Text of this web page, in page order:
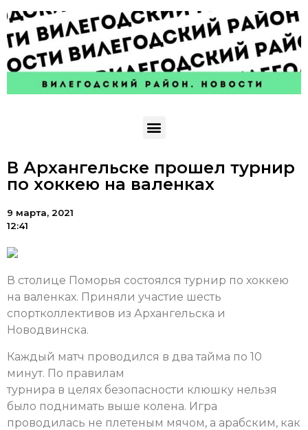
В Архангельске прошел турнир
по хоккею на валенках
9 марта, 2021
12:41
В столице Поморья состоялся турнир по хоккею
на валенках. Приняли участие шесть
спортколлективов из Архангельска и
Новодвинска.
Каждый матч проводился в два тайма по 10
минут. По правилам
турнира в целях безопасности клюшку нельзя
было поднимать выше колена. Игра
проводилась не плетеным мячом, а арабским, как